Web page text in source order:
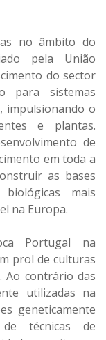
no âmbito do
pela União
do sector
para sistemas
impulsionando o
e plantas.
de
em toda a
as bases
mais
na Europa.
Portugal na
prol de culturas
Ao contrário das
utilizadas na
geneticamente
de técnicas de